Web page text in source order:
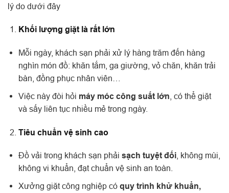
lý do dưới đây
Khối lượng giặt là rất lớn
Mỗi ngày, khách sạn phải xử lý hàng trăm đến hàng
nghìn món đồ: khăn tắm, ga giường, vỏ chăn, khăn trải
bàn, đồng phục nhân viên…
Việc này đòi hỏi máy móc công suất lớn , có thể giặt
và sấy liên tục nhiều mẻ trong ngày.
Tiêu chuẩn vệ sinh cao
Đồ vải trong khách sạn phải sạch tuyệt đối, không mùi,
không vi khuẩn, đạt chuẩn vệ sinh an toàn.
Xưởng giặt công nghiệp có quy trình khử khuẩn,